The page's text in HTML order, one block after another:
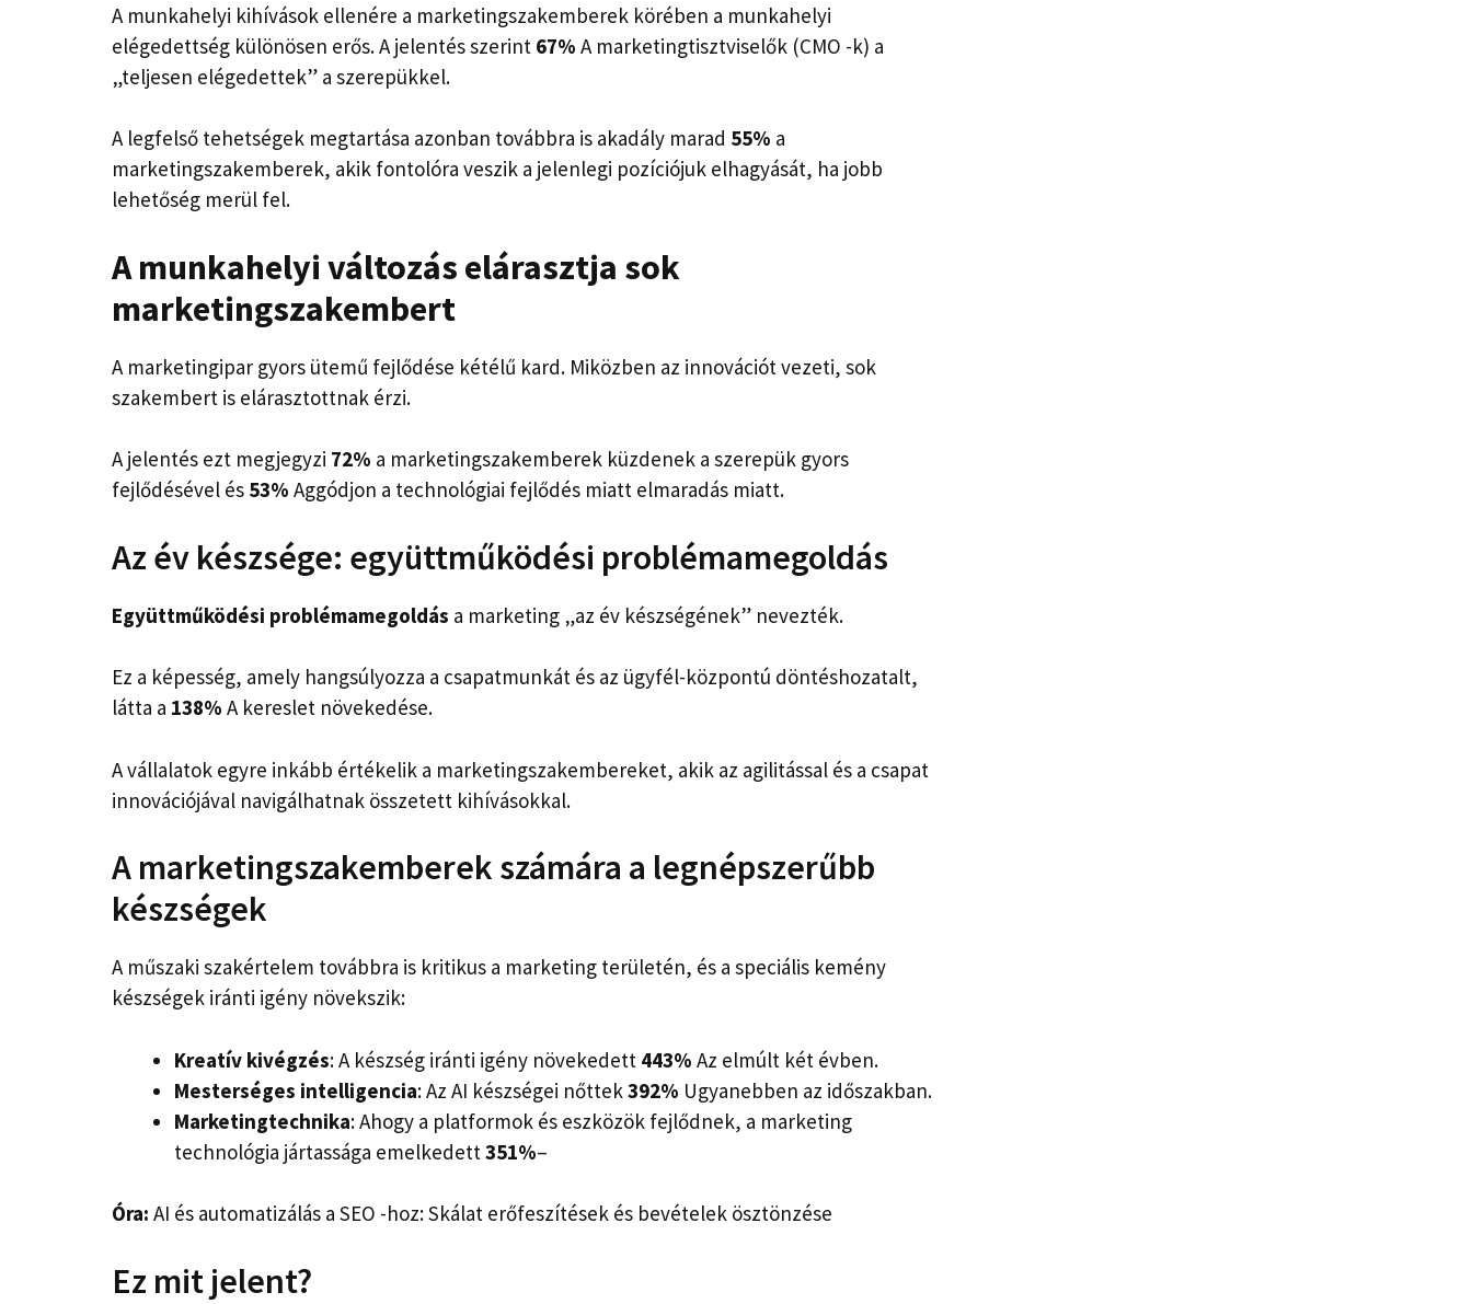
A munkahelyi kihívások ellenére a marketingszakemberek körében a munkahelyi
elégedettség különösen erős. A jelentés szerint 67% A marketingtisztviselők (CMO -k) a
„teljesen elégedettek” a szerepükkel.
A legfelső tehetségek megtartása azonban továbbra is akadály marad 55% a
marketingszakemberek, akik fontolóra veszik a jelenlegi pozíciójuk elhagyását, ha jobb
lehetőség merül fel.
A munkahelyi változás elárasztja sok
marketingszakembert
A marketingipar gyors ütemű fejlődése kétélű kard. Miközben az innovációt vezeti, sok
szakembert is elárasztottnak érzi.
A jelentés ezt megjegyzi 72% a marketingszakemberek küzdenek a szerepük gyors
fejlődésével és 53% Aggódjon a technológiai fejlődés miatt elmaradás miatt.
Az év készsége: együttműködési problémamegoldás
Együttműködési problémamegoldás a marketing „az év készségének” nevezték.
Ez a képesség, amely hangsúlyozza a csapatmunkát és az ügyfél-központú döntéshozatalt,
látta a 138% A kereslet növekedése.
A vállalatok egyre inkább értékelik a marketingszakembereket, akik az agilitással és a csapat
innovációjával navigálhatnak összetett kihívásokkal.
A marketingszakemberek számára a legnépszerűbb
készségek
A műszaki szakértelem továbbra is kritikus a marketing területén, és a speciális kemény
készségek iránti igény növekszik:
Kreatív kivégzés: A készség iránti igény növekedett 443% Az elmúlt két évben.
Mesterséges intelligencia: Az AI készségei nőttek392% Ugyanebben az időszakban.
Marketingtechnika: Ahogy a platformok és eszközök fejlődnek, a marketing
technológia jártassága emelkedett351%–
Óra: AI és automatizálás a SEO -hoz: Skálat erőfeszítések és bevételek ösztönzése
Ez mit jelent?